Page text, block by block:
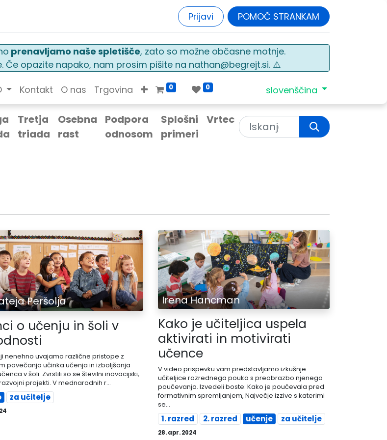
Prijavi POMOČ STRANKAM
prenavljamo naše spletišče, zato so možne občasne motnje.
Če opazite napako, nam prosim pišite na nathan@begrejt.si. ⚠️
Kontakt O nas Trgovina 0 0 slovenščina
Tretja
triada
Osebna
rast
Podpora
odnosom
Splošni
primeri
Vrtec
Peršolja
o učenju in šoli v
nenehno uvajamo različne pristope z
povečanja učinka učenja in izboljšanja
v šoli. Zvrstili so se številni inovacijski,
projekti. V mednarodnih r...
za učitelje
Irena Hancman
Kako je učiteljica uspela
aktivirati in motivirati
učence
V video prispevku vam predstavljamo izkušnje
učiteljice razrednega pouka s preobrazbo njenega
poučevanja. Izvedeli boste: Kako je poučevala pred
formativnim spremljanjem, Največje izzive s katerimi
se...
1. razred 2. razred učenje za učitelje
28. apr. 2024